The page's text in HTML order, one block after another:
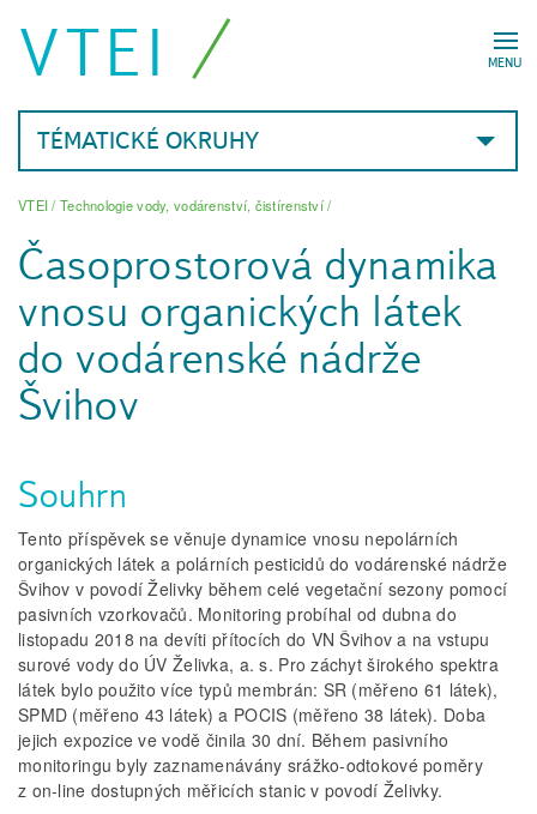
MENU
VTEI
TÉMATICKÉ OKRUHY
VTEI/ Technologie vody, vodárenství, čistírenství/
Časoprostorová dynamika
vnosu organických látek
do vodárenské nádrže
Švihov
Souhrn
Tento příspěvek se věnuje dynamice vnosu nepolárních
organických látek a polárních pesticidů do vodárenské nádrže
Švihov v povodí Želivky během celé vegetační sezony pomocí
pasivních vzorkovačů. Monitoring probíhal od dubna do
listopadu 2018 na devíti přítocích do VN Švihov a na vstupu
surové vody do ÚV Želivka, a. s. Pro záchyt širokého spektra
látek bylo použito více typů membrán: SR (měřeno 61 látek),
SPMD (měřeno 43 látek) a POCIS (měřeno 38 látek). Doba
jejich expozice ve vodě činila 30 dní. Během pasivního
monitoringu byly zaznamenávány srážko-odtokové poměry
z on-line dostupných měřicích stanic v povodí Želivky.